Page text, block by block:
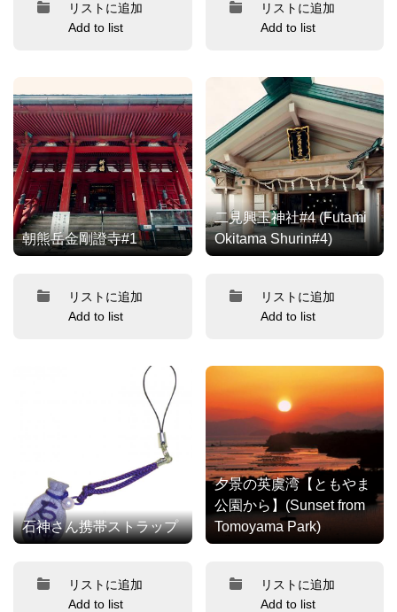
リストに追加
Add to list
リストに追加
Add to list
朝熊岳金剛證寺#1
リストに追加
Add to list
二見興玉神社#4 (Futami
Okitama Shurin#4)
リストに追加
Add to list
石神さん携帯ストラップ
リストに追加
Add to list
夕景の英虞湾【ともやま
公園から】(Sunset from
Tomoyama Park)
リストに追加
Add to list